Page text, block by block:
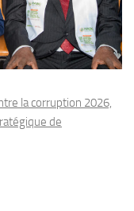
la corruption 2026,
de